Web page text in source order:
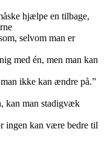
hjælpe en tilbage,
selvom man er
med én, men man kan
ikke kan ændre på.”
kan man stadigvæk
ingen kan være bedre til